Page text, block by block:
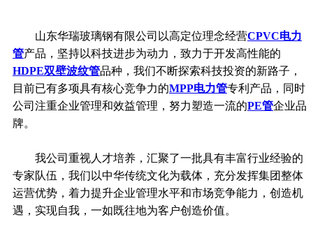
山东华瑞玻璃钢有限公司以高定位理念经营CPVC电力
管产品，坚持以科技进步为动力，致力于开发高性能的
HDPE双壁波纹管品种，我们不断探索科技投资的新路子，
目前已有多项具有核心竞争力的MPP电力管专利产品，同时
公司注重企业管理和效益管理，努力塑造一流的PE管企业品
牌。
我公司重视人才培养，汇聚了一批具有丰富行业经验的
专家队伍，我们以中华传统文化为载体，充分发挥集团整体
运营优势，着力提升企业管理水平和市场竞争能力，创造机
遇，实现自我，一如既往地为客户创造价值。